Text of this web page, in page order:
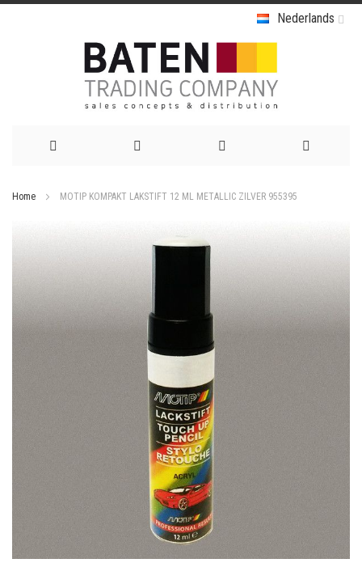
Nederlands
Home MOTIP KOMPAKT LAKSTIFT 12 ML METALLIC ZILVER 955395
van